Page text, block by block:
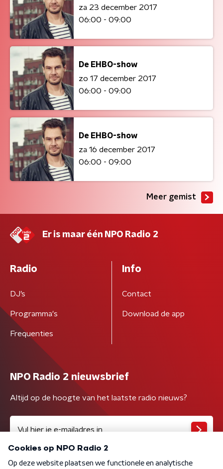
za 23 december 2017
06:00 - 09:00
De EHBO-show
zo 17 december 2017
06:00 - 09:00
De EHBO-show
za 16 december 2017
06:00 - 09:00
Meer gemist
Er is maar één NPO Radio 2
Radio
DJ’s
Programma's
Frequenties
Info
Contact
Download de app
NPO Radio 2 nieuwsbrief
Altijd op de hoogte van het laatste radio nieuws?